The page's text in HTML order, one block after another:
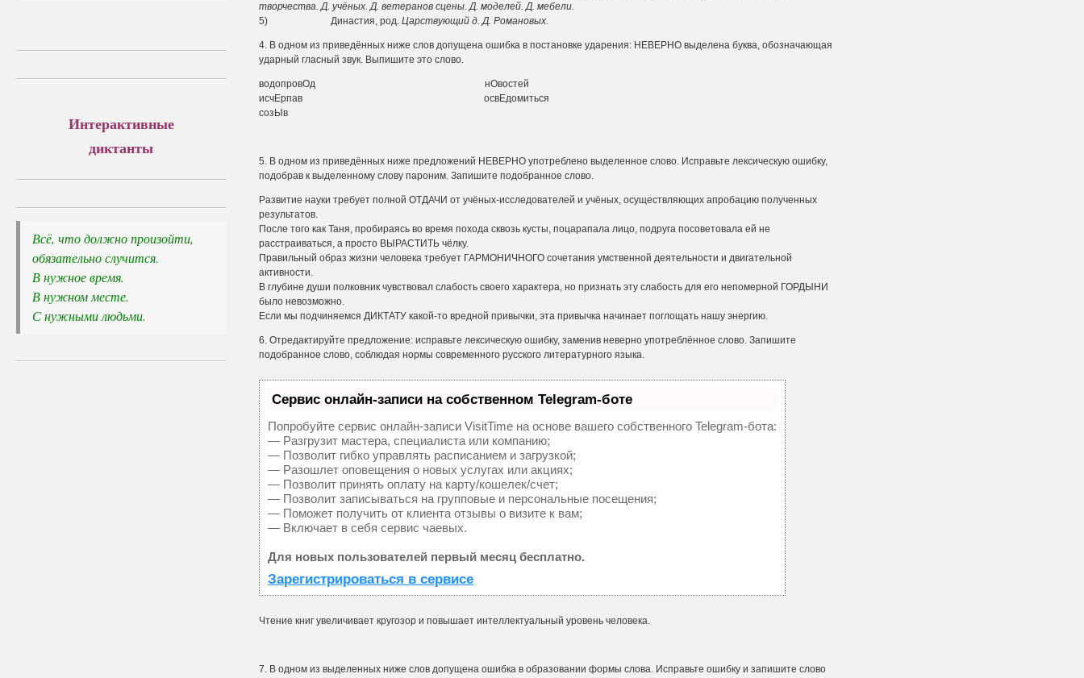
творчества. Д. учёных. Д. ветеранов сцены. Д. моделей. Д. мебели.
5) Династия, род. Царствующий д. Д. Романовых.
4. В одном из приведённых ниже слов допущена ошибка в постановке ударения: НЕВЕРНО выделена буква, обозначающая
ударный гласный звук. Выпишите это слово.
водопровОд нОвостей
исчЕрпав освЕдомиться
созЫв
5. В одном из приведённых ниже предложений НЕВЕРНО употреблено выделенное слово. Исправьте лексическую ошибку,
подобрав к выделенному слову пароним. Запишите по­добранное слово.
Развитие науки требует полной ОТДАЧИ от учёных-исследователей и учёных, осуществ­ляющих апробацию полученных
результатов.
После того как Таня, пробираясь во время похода сквозь кусты, поцарапала лицо, подру­га посоветовала ей не
расстраиваться, а просто ВЫРАСТИТЬ чёлку.
Правильный образ жизни человека требует ГАРМОНИЧНОГО сочетания умственной дея­тельности и двигательной
активности.
В глубине души полковник чувствовал слабость своего характера, но признать эту сла­бость для его непомерной ГОРДЫНИ
было невозможно.
Если мы подчиняемся ДИКТАТУ какой-то вредной привычки, эта привычка начинает поглощать нашу энергию.
6. Отредактируйте предложение: исправьте лексическую ошибку, заменив неверно упот­реблённое слово. Запишите
подобранное слово, соблюдая нормы современного русского литературного языка.
Сервис онлайн-записи на собственном Telegram-боте
Попробуйте сервис онлайн-записи VisitTime на основе вашего собственного Telegram-бота:
— Разгрузит мастера, специалиста или компанию;
— Позволит гибко управлять расписанием и загрузкой;
— Разошлет оповещения о новых услугах или акциях;
— Позволит принять оплату на карту/кошелек/счет;
— Позволит записываться на групповые и персональные посещения;
— Поможет получить от клиента отзывы о визите к вам;
— Включает в себя сервис чаевых.
Для новых пользователей первый месяц бесплатно.
Зарегистрироваться в сервисе
Чтение книг увеличивает кругозор и повышает интеллектуальный уровень человека.
7. В одном из выделенных ниже слов допущена ошибка в образовании формы слова. Ис­правьте ошибку и запишите слово
Интерактивные
диктанты
Всё, что должно произойти,
обязательно случится.
В нужное время.
В нужном месте.
С нужными людьми.